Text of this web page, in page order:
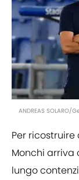
ANDREAS SOLARO/
Per
Monchi arriva
lungo